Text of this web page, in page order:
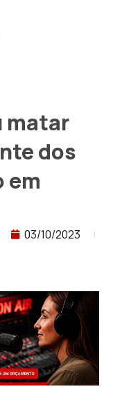
matar
dos
em
03/10/2023